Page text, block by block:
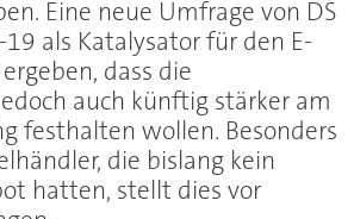
Eine neue Umfrage von DS
als Katalysator für den E-
dass die
auch künftig stärker am
festhalten wollen. Besonders
die bislang kein
hatten, stellt dies vor